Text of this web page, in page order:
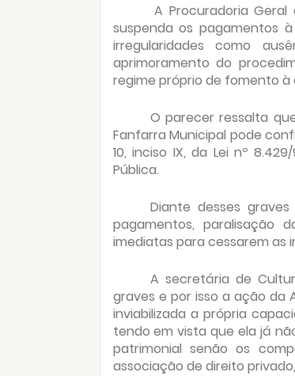
A Procuradoria
suspenda os pagamentos
irregularidades como
aprimoramento do
regime próprio de fomento
O parecer ressalta
Fanfarra Municipal pode
10, inciso IX, da Lei nº
Pública.
Diante desses
pagamentos, paralisação
imediatas para cessarem as
A secretária de
graves e por isso a ação da
inviabilizada a própria
tendo em vista que ela já
patrimonial senão os
associação de direito